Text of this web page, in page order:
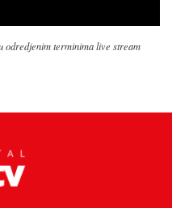
odredjenim terminima live stream